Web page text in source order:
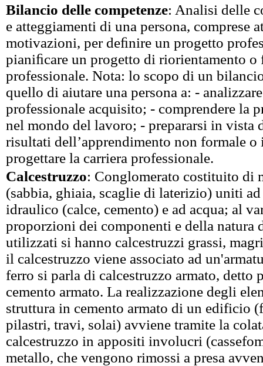
Bilancio delle competenze: Analisi delle
e atteggiamenti di una persona, comprese
motivazioni, per deﬁnire un progetto
pianiﬁcare un progetto di riorientamento o
professionale. Nota: lo scopo di un
quello di aiutare una persona a: -
professionale acquisito; - comprendere la
nel mondo del lavoro; - prepararsi in vista
risultati dell’apprendimento non formale o
progettare la carriera professionale.
Calcestruzzo: Conglomerato costituito di
(sabbia, ghiaia, scaglie di laterizio) uniti
idraulico (calce, cemento) e ad acqua; al
proporzioni dei componenti e della natura
utilizzati si hanno calcestruzzi grassi,
il calcestruzzo viene associato ad
ferro si parla di calcestruzzo armato, detto
cemento armato. La realizzazione degli
struttura in cemento armato di un edificio
pilastri, travi, solai) avviene tramite la
calcestruzzo in appositi involucri
metallo, che vengono rimossi a presa